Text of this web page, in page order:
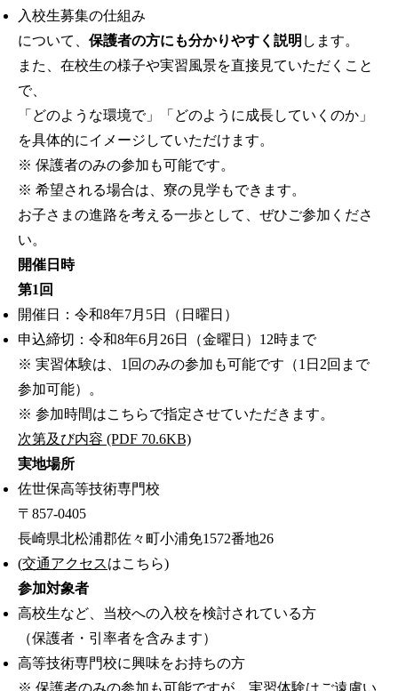
入校生募集の仕組み
について、 保護者の方にも分かりやすく説明 します。
また、在校生の様子や実習風景を直接見ていただくこと
で、
「どのような環境で」「どのように成長していくのか」
を具体的にイメージしていただけます。
※ 保護者のみの参加も可能です。
※ 希望される場合は、寮の見学もできます。
お子さまの進路を考える一歩として、ぜひご参加くださ
い。
開催日時
第1回
開催日：令和8年7月5日（日曜日）
申込締切：令和8年6月26日（金曜日）12時まで
※ 実習体験は、1回のみの参加も可能です（1日2回まで
参加可能）。
※ 参加時間はこちらで指定させていただきます。
次第及び内容 (PDF 70.6KB)
実地場所
佐世保高等技術専門校
〒857-0405
長崎県北松浦郡佐々町小浦免1572番地26
(交通アクセスはこちら)
参加対象者
高校生など、当校への入校を検討されている方
（保護者・引率者を含みます）
高等技術専門校に興味をお持ちの方